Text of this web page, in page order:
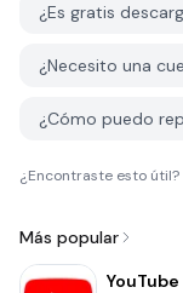
¿Encontraste esto útil?
Más popular
YouTube